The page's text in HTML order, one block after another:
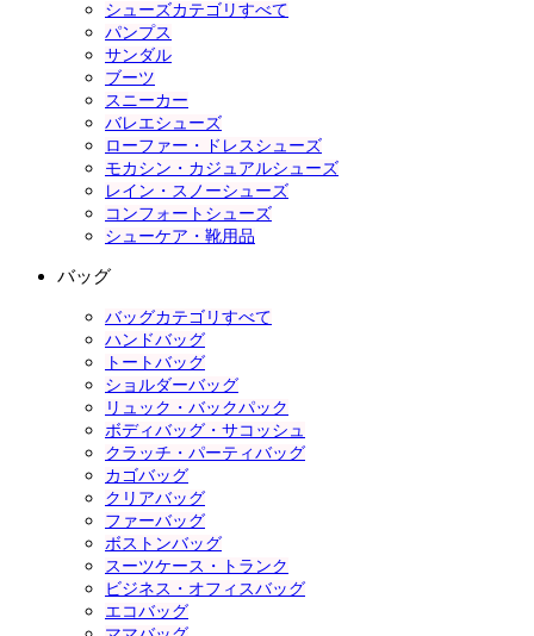
シューズカテゴリすべて
パンプス
サンダル
ブーツ
スニーカー
バレエシューズ
ローファー・ドレスシューズ
モカシン・カジュアルシューズ
レイン・スノーシューズ
コンフォートシューズ
シューケア・靴用品
バッグ
バッグカテゴリすべて
ハンドバッグ
トートバッグ
ショルダーバッグ
リュック・バックパック
ボディバッグ・サコッシュ
クラッチ・パーティバッグ
カゴバッグ
クリアバッグ
ファーバッグ
ボストンバッグ
スーツケース・トランク
ビジネス・オフィスバッグ
エコバッグ